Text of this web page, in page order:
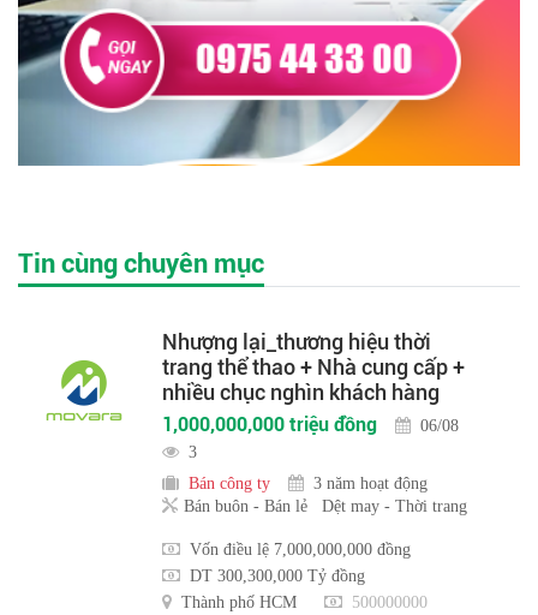
Tin cùng chuyên mục
Nhượng lại_thương hiệu thời
trang thể thao + Nhà cung cấp +
nhiều chục nghìn khách hàng
1,000,000,000 triệu đồng
06/08
3
Bán công ty
3 năm hoạt động
Bán buôn - Bán lẻ
Dệt may - Thời trang
Vốn điều lệ 7,000,000,000 đồng
DT 300,300,000 Tỷ đồng
Thành phố HCM
500000000